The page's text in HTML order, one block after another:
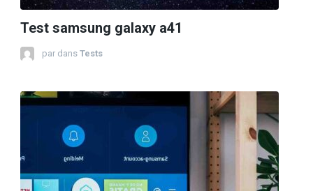
Test samsung galaxy a41
par dans Tests